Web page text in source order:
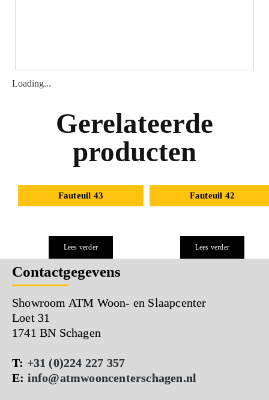
Loading...
Gerelateerde
producten
Fauteuil 43
Lees verder
Fauteuil 42
Lees verder
Contactgegevens
Showroom ATM Woon- en Slaapcenter
Loet 31
1741 BN Schagen
T: +31 (0)224 227 357
E: info@atmwooncenterschagen.nl